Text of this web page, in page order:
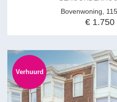
Bovenwoning,
€ 1.750
Verhuurd